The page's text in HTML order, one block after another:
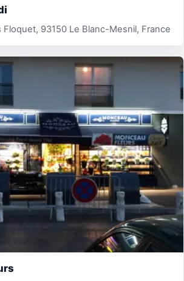
Floquet, 93150 Le Blanc-Mesnil, France